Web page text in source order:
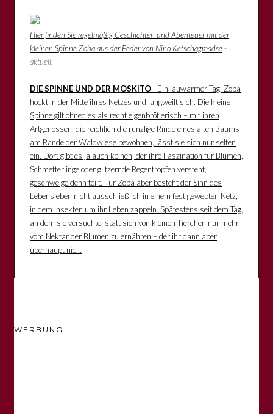
Hier finden Sie regelmäßig Geschichten und Abenteuer mit der
kleinen Spinne Zoba aus der Feder von Nino Ketschagmadse-
aktuell:
DIE SPINNE UND DER MOSKITO- Ein lauwarmer Tag. Zoba
hockt in der Mitte ihres Netzes und langweilt sich. Die kleine
Spinne gilt ohnedies als recht eigenbrötlerisch – mit ihren
Artgenossen, die reichlich die runzlige Rinde eines alten Baums
am Rande der Waldwiese bewohnen, lässt sie sich nur selten
ein. Dort gibt es ja auch keinen, der ihre Faszination für Blumen,
Schmetterlinge oder glitzernde Regentropfen versteht,
geschweige denn teilt. Für Zoba aber besteht der Sinn des
Lebens eben nicht ausschließlich in einem fest gewebten Netz,
in dem Insekten um ihr Leben zappeln. Spätestens seit dem Tag,
an dem sie versuchte, statt sich von kleinen Tierchen nur mehr
vom Nektar der Blumen zu ernähren – der ihr dann aber
überhaupt nic...
WERBUNG